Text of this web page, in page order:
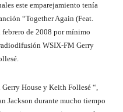
este emparejamiento tenía
“Together Again (Feat.
febrero de 2008 por mínimo
WSIX-FM Gerry
Gerry House y Keith Follesé “,
Jackson durante mucho tiempo